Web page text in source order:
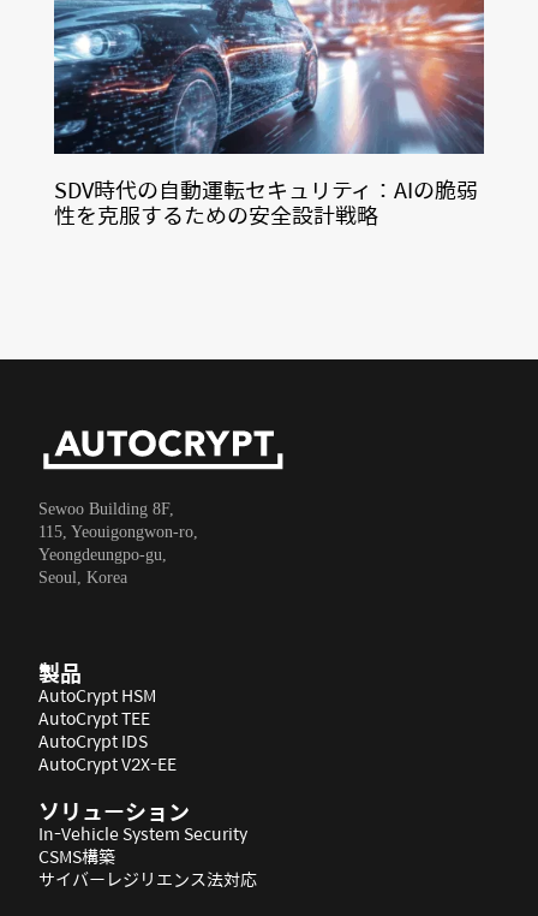
SDV時代の自動運転セキュリティ：AIの脆弱
性を克服するための安全設計戦略
Sewoo Building 8F,
115, Yeouigongwon-ro,
Yeongdeungpo-gu,
Seoul, Korea
製品
AutoCrypt HSM
AutoCrypt TEE
AutoCrypt IDS
AutoCrypt V2X-EE
ソリューション
In-Vehicle System Security
CSMS構築
サイバーレジリエンス法対応